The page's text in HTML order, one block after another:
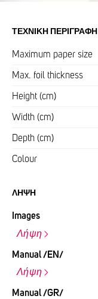
ΤΕΧΝΙΚΉ ΠΕΡΙΓΡΑΦΉ
Maximum paper size
Max. foil thickness
Height (cm)
Width (cm)
Depth (cm)
Colour
ΛΉΨΗ
Images
Λήψη
Manual /EN/
Λήψη
Manual /GR/